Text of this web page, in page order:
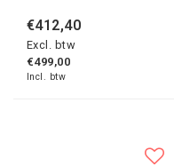
€412,40
Excl. btw
€499,00
Incl. btw